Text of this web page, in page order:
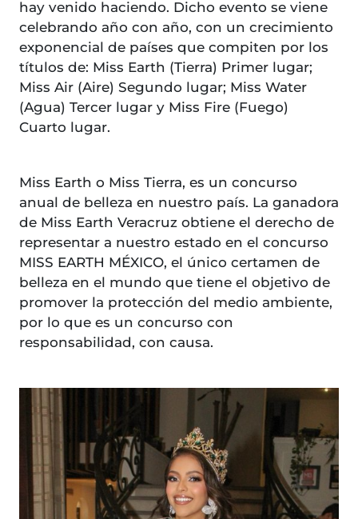
hay venido haciendo. Dicho evento se viene
celebrando año con año, con un crecimiento
exponencial de países que compiten por los
títulos de: Miss Earth (Tierra) Primer lugar;
Miss Air (Aire) Segundo lugar; Miss Water
(Agua) Tercer lugar y Miss Fire (Fuego)
Cuarto lugar.
Miss Earth o Miss Tierra, es un concurso
anual de belleza en nuestro país. La ganadora
de Miss Earth Veracruz obtiene el derecho de
representar a nuestro estado en el concurso
MISS EARTH MÉXICO, el único certamen de
belleza en el mundo que tiene el objetivo de
promover la protección del medio ambiente,
por lo que es un concurso con
responsabilidad, con causa.